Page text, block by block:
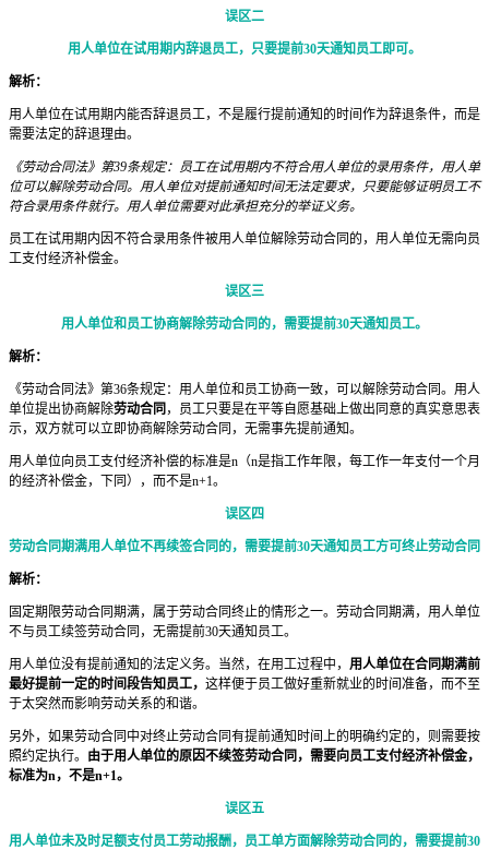
误区二
用人单位在试用期内辞退员工，只要提前30天通知员工即可。
解析：
用人单位在试用期内能否辞退员工，不是履行提前通知的时间作为辞退条件，而是
需要法定的辞退理由。
《劳动合同法》第39条规定：员工在试用期内不符合用人单位的录用条件，用人单
位可以解除劳动合同。用人单位对提前通知时间无法定要求，只要能够证明员工不
符合录用条件就行。用人单位需要对此承担充分的举证义务。
员工在试用期内因不符合录用条件被用人单位解除劳动合同的，用人单位无需向员
工支付经济补偿金。
误区三
用人单位和员工协商解除劳动合同的，需要提前30天通知员工。
解析：
《劳动合同法》第36条规定：用人单位和员工协商一致，可以解除劳动合同。用人
单位提出协商解除劳动合同 ，员工只要是在平等自愿基础上做出同意的真实意思表
示，双方就可以立即协商解除劳动合同，无需事先提前通知。
用人单位向员工支付经济补偿的标准是n（n是指工作年限，每工作一年支付一个月
的经济补偿金，下同），而不是n+1。
误区四
劳动合同期满用人单位不再续签合同的，需要提前30天通知员工方可终止劳动合同
解析：
固定期限劳动合同期满，属于劳动合同终止的情形之一。劳动合同期满，用人单位
不与员工续签劳动合同，无需提前30天通知员工。
用人单位没有提前通知的法定义务。当然，在用工过程中， 用人单位在合同期满前
最好提前一定的时间段告知员工， 这样便于员工做好重新就业的时间准备，而不至
于太突然而影响劳动关系的和谐。
另外，如果劳动合同中对终止劳动合同有提前通知时间上的明确约定的，则需要按
照约定执行。 由于用人单位的原因不续签劳动合同，需要向员工支付经济补偿金，
标准为n，不是n+1。
误区五
用人单位未及时足额支付员工劳动报酬，员工单方面解除劳动合同的，需要提前30